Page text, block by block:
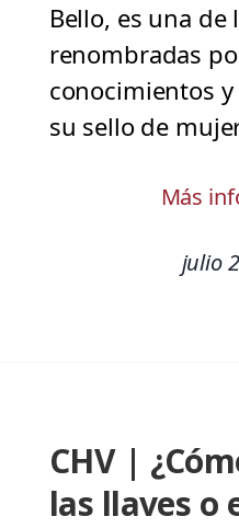
Bello, es una
renombradas
conocimientos
su sello de
Más
julio
CHV |
las llaves o